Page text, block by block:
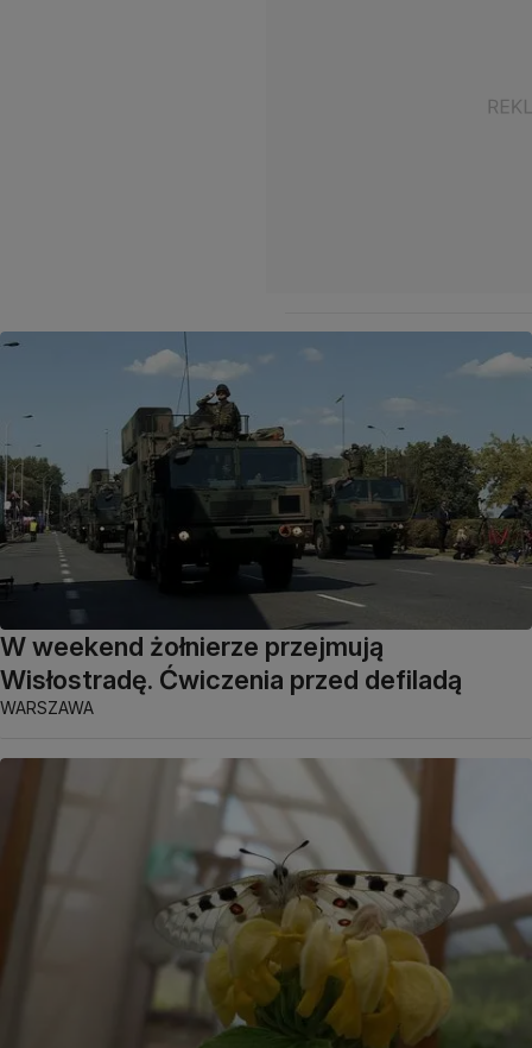
W weekend żołnierze przejmują
Wisłostradę. Ćwiczenia przed defiladą
WARSZAWA